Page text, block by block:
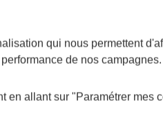
qui nous permettent
de nos campagnes.
en allant sur "Paramétrer mes